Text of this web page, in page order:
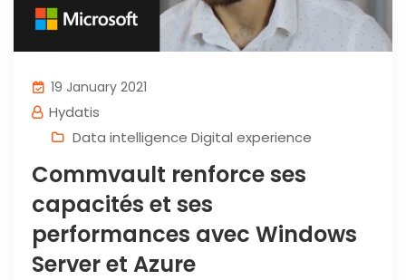
19 January 2021
Hydatis
Data intelligence Digital experience
Commvault renforce ses
capacités et ses
performances avec Windows
Server et Azure